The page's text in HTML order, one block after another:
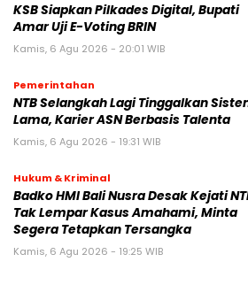
KSB Siapkan Pilkades Digital, Bupati
Amar Uji E-Voting BRIN
Kamis, 6 Agu 2026 - 20:01 WIB
Pemerintahan
NTB Selangkah Lagi Tinggalkan
Lama, Karier ASN Berbasis Talenta
Kamis, 6 Agu 2026 - 19:31 WIB
Hukum & Kriminal
Badko HMI Bali Nusra Desak Kejati
Tak Lempar Kasus Amahami, Minta
Segera Tetapkan Tersangka
Kamis, 6 Agu 2026 - 19:25 WIB